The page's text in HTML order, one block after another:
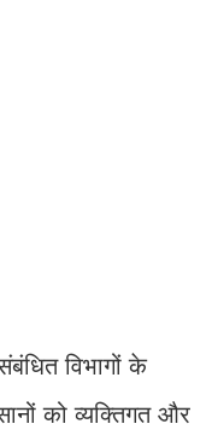
विभागों के
को व्यक्तिगत और